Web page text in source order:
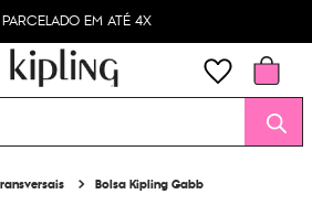
EM ATÉ 4X
Bolsa Kipling Gabb